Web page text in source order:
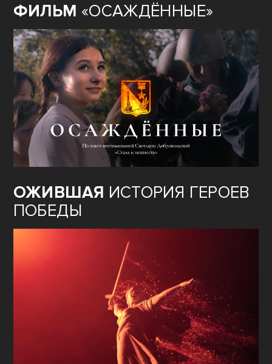
ФИЛЬМ «ОСАЖДЁННЫЕ»
ОЖИВШАЯ ИСТОРИЯ ГЕРОЕВ
ПОБЕДЫ